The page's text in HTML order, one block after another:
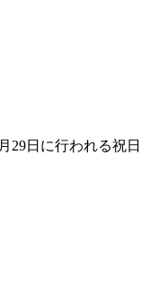
29日に行われる祝